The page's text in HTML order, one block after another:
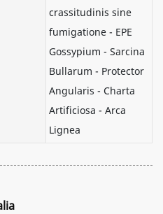
crassitudinis sine
fumigatione - EPE
Gossypium - Sarcina
Bullarum - Protector
Angularis - Charta
Artificiosa - Arca
Lignea